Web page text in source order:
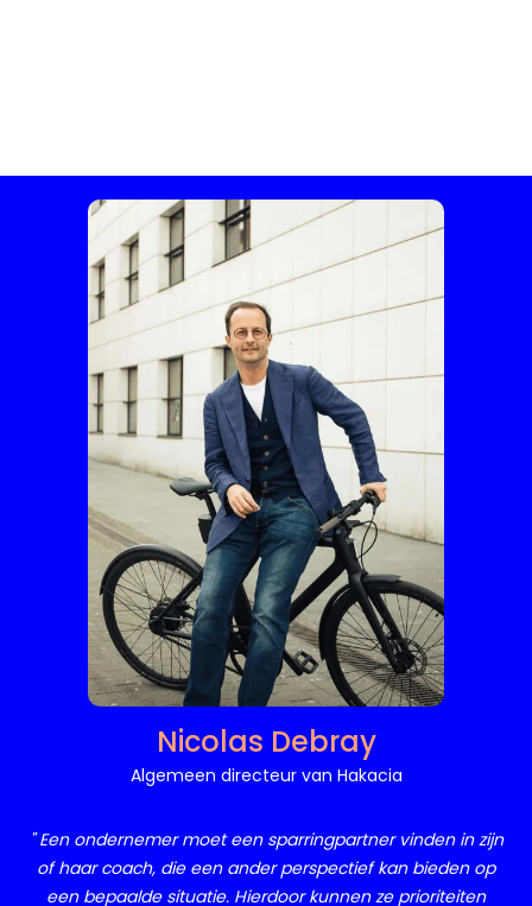
Nicolas Debray
Algemeen directeur van Hakacia
" Een ondernemer moet een sparringpartner vinden in zijn
of haar coach, die een ander perspectief kan bieden op
een bepaalde situatie. Hierdoor kunnen ze prioriteiten